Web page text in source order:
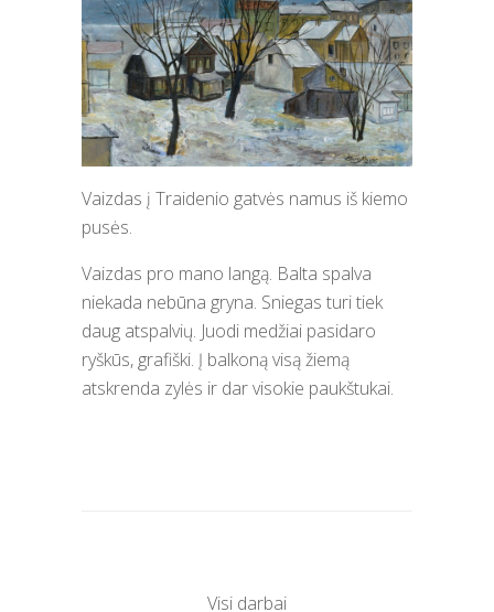
Vaizdas į Traidenio gatvės namus iš kiemo
pusės.
Vaizdas pro mano langą. Balta spalva
niekada nebūna gryna. Sniegas turi tiek
daug atspalvių. Juodi medžiai pasidaro
ryškūs, grafiški. Į balkoną visą žiemą
atskrenda zylės ir dar visokie paukštukai.
Visi darbai